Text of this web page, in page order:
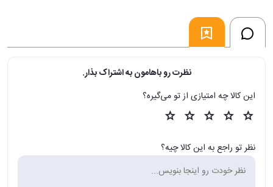
نظرت رو باهامون به اشتراک بذار.
این کالا چه امتیازی از تو می‌گیره؟
نظر تو راجع به این کالا چیه؟